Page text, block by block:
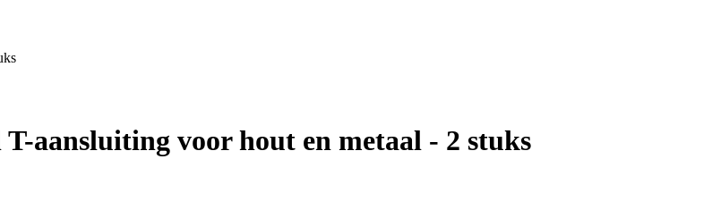
aansluiting voor hout en metaal - 2 stuks